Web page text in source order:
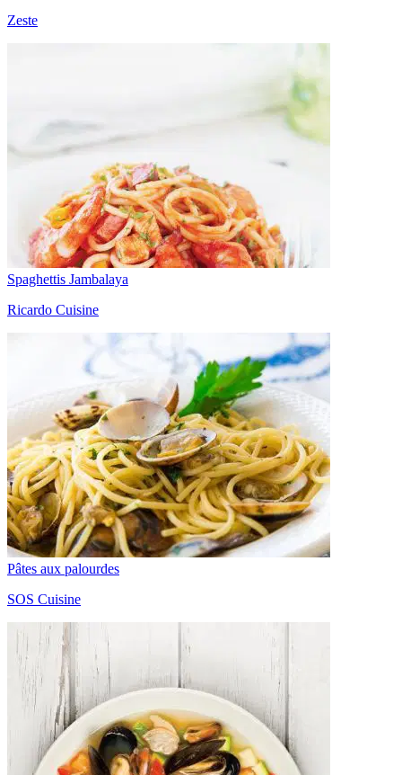
Zeste
Spaghettis Jambalaya
Ricardo Cuisine
Pâtes aux palourdes
SOS Cuisine